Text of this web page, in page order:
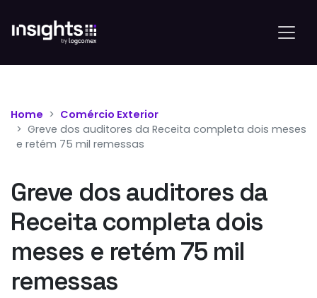
Home
Comércio Exterior
Greve dos auditores da Receita completa dois meses
e retém 75 mil remessas
Greve dos auditores da
Receita completa dois
meses e retém 75 mil
remessas